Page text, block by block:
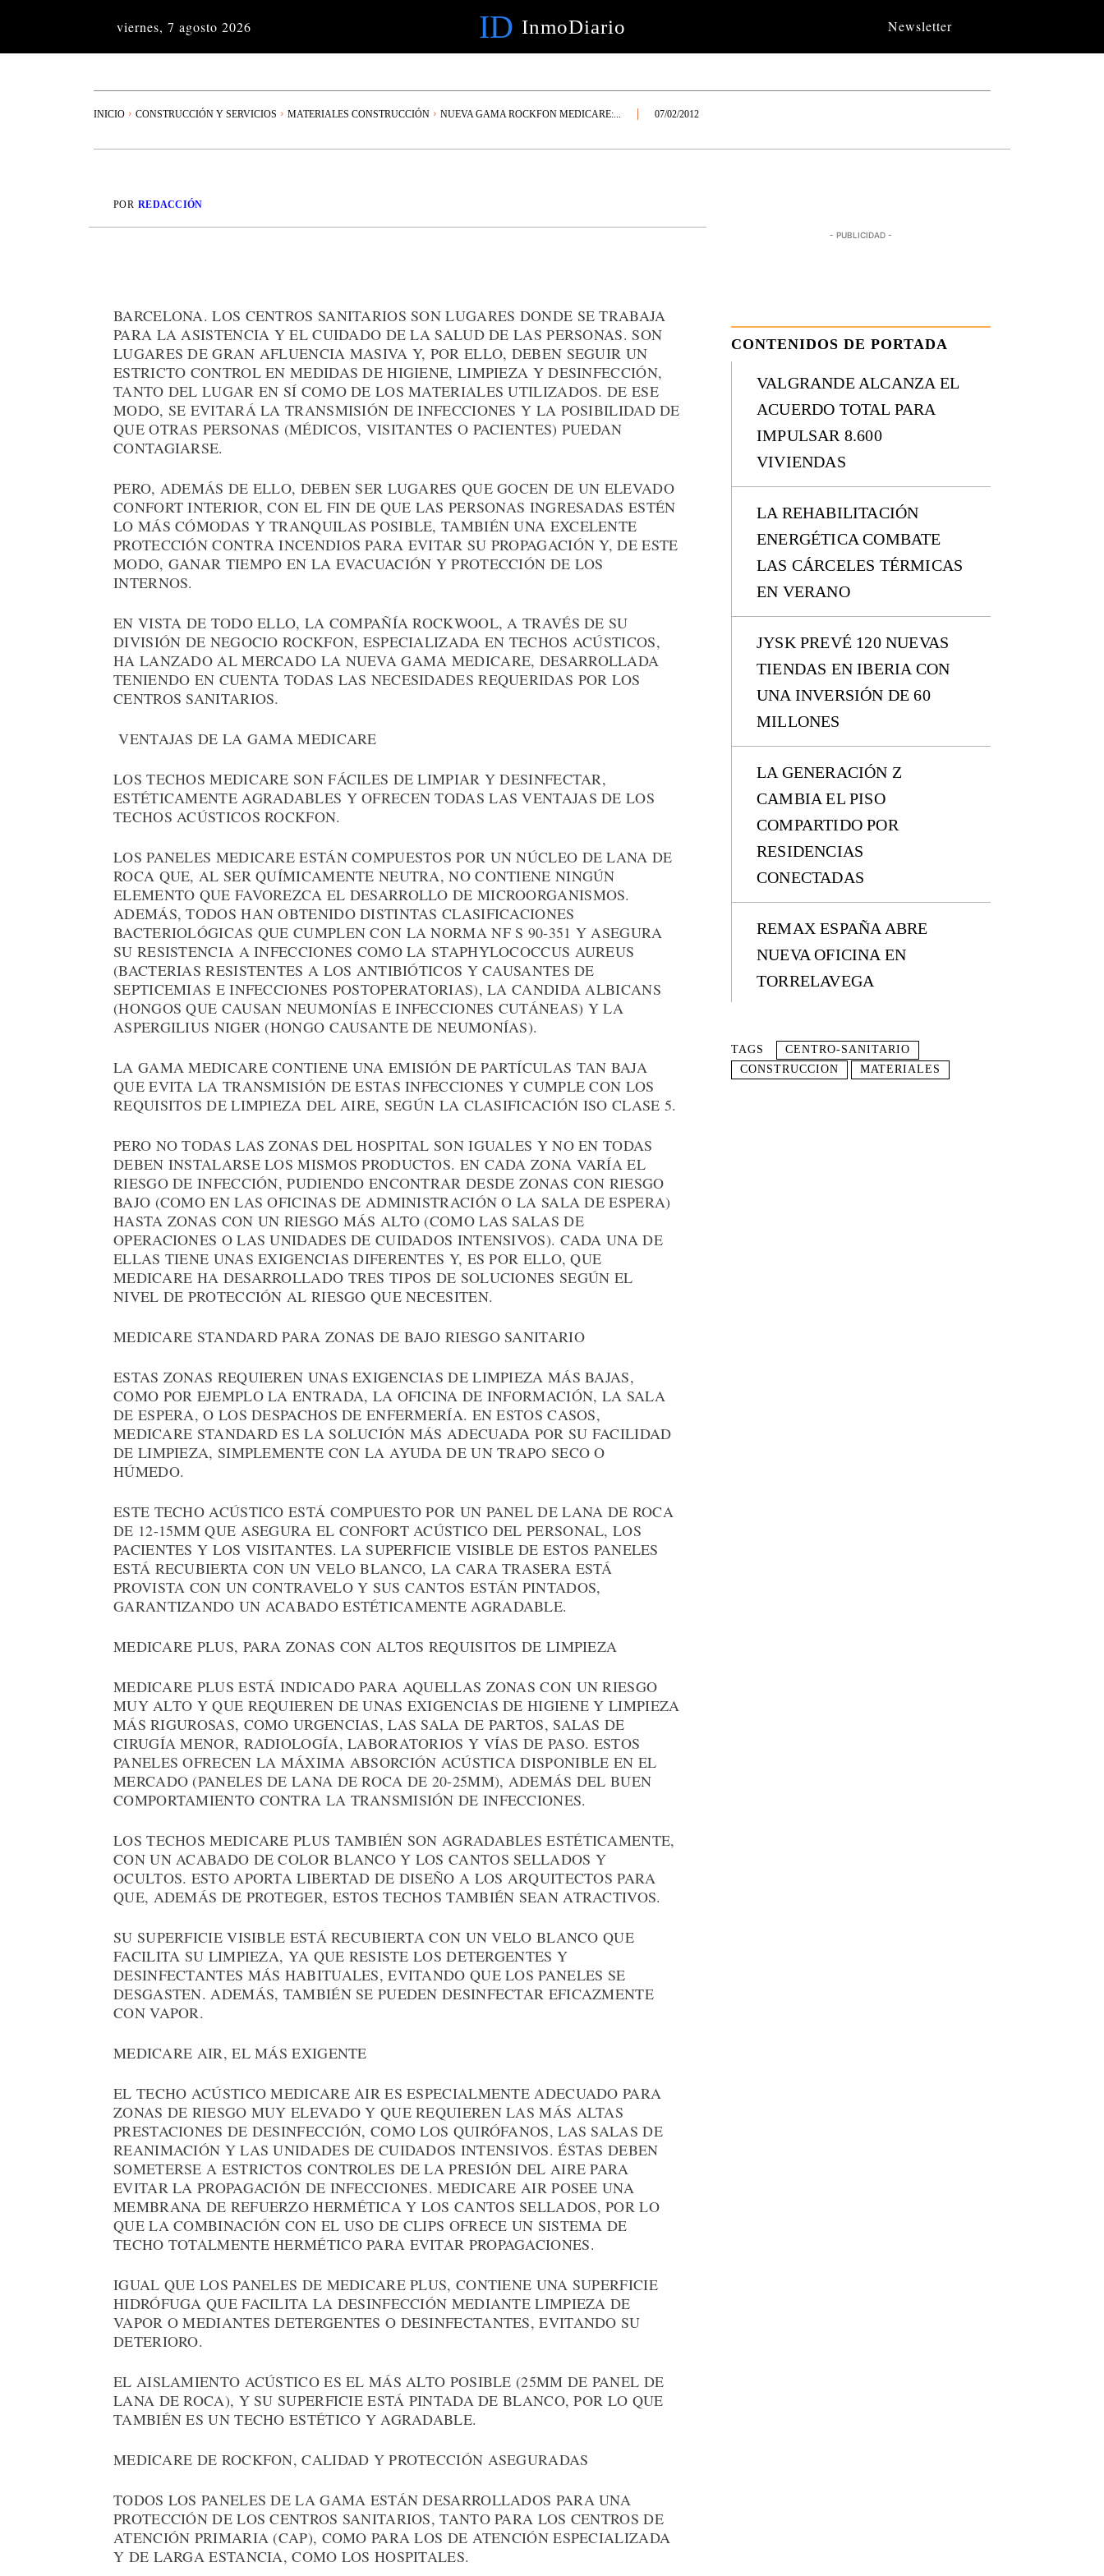
viernes, 7 agosto 2026 ID InmoDiario Newsletter
INICIO CONSTRUCCIÓN Y SERVICIOS MATERIALES CONSTRUCCIÓN NUEVA GAMA ROCKFON MEDICARE:... 07/02/2012
POR REDACCIÓN
BARCELONA. LOS CENTROS SANITARIOS SON LUGARES DONDE SE TRABAJA
PARA LA ASISTENCIA Y EL CUIDADO DE LA SALUD DE LAS PERSONAS. SON
LUGARES DE GRAN AFLUENCIA MASIVA Y, POR ELLO, DEBEN SEGUIR UN
ESTRICTO CONTROL EN MEDIDAS DE HIGIENE, LIMPIEZA Y DESINFECCIÓN,
TANTO DEL LUGAR EN SÍ COMO DE LOS MATERIALES UTILIZADOS. DE ESE
MODO, SE EVITARÁ LA TRANSMISIÓN DE INFECCIONES Y LA POSIBILIDAD DE
QUE OTRAS PERSONAS (MÉDICOS, VISITANTES O PACIENTES) PUEDAN
CONTAGIARSE.
PERO, ADEMÁS DE ELLO, DEBEN SER LUGARES QUE GOCEN DE UN ELEVADO
CONFORT INTERIOR, CON EL FIN DE QUE LAS PERSONAS INGRESADAS ESTÉN
LO MÁS CÓMODAS Y TRANQUILAS POSIBLE, TAMBIÉN UNA EXCELENTE
PROTECCIÓN CONTRA INCENDIOS PARA EVITAR SU PROPAGACIÓN Y, DE ESTE
MODO, GANAR TIEMPO EN LA EVACUACIÓN Y PROTECCIÓN DE LOS
INTERNOS.
EN VISTA DE TODO ELLO, LA COMPAÑÍA ROCKWOOL, A TRAVÉS DE SU
DIVISIÓN DE NEGOCIO ROCKFON, ESPECIALIZADA EN TECHOS ACÚSTICOS,
HA LANZADO AL MERCADO LA NUEVA GAMA MEDICARE, DESARROLLADA
TENIENDO EN CUENTA TODAS LAS NECESIDADES REQUERIDAS POR LOS
CENTROS SANITARIOS.
VENTAJAS DE LA GAMA MEDICARE
LOS TECHOS MEDICARE SON FÁCILES DE LIMPIAR Y DESINFECTAR,
ESTÉTICAMENTE AGRADABLES Y OFRECEN TODAS LAS VENTAJAS DE LOS
TECHOS ACÚSTICOS ROCKFON.
LOS PANELES MEDICARE ESTÁN COMPUESTOS POR UN NÚCLEO DE LANA DE
ROCA QUE, AL SER QUÍMICAMENTE NEUTRA, NO CONTIENE NINGÚN
ELEMENTO QUE FAVOREZCA EL DESARROLLO DE MICROORGANISMOS.
ADEMÁS, TODOS HAN OBTENIDO DISTINTAS CLASIFICACIONES
BACTERIOLÓGICAS QUE CUMPLEN CON LA NORMA NF S 90-351 Y ASEGURA
SU RESISTENCIA A INFECCIONES COMO LA STAPHYLOCOCCUS AUREUS
(BACTERIAS RESISTENTES A LOS ANTIBIÓTICOS Y CAUSANTES DE
SEPTICEMIAS E INFECCIONES POSTOPERATORIAS), LA CANDIDA ALBICANS
(HONGOS QUE CAUSAN NEUMONÍAS E INFECCIONES CUTÁNEAS) Y LA
ASPERGILIUS NIGER (HONGO CAUSANTE DE NEUMONÍAS).
LA GAMA MEDICARE CONTIENE UNA EMISIÓN DE PARTÍCULAS TAN BAJA
QUE EVITA LA TRANSMISIÓN DE ESTAS INFECCIONES Y CUMPLE CON LOS
REQUISITOS DE LIMPIEZA DEL AIRE, SEGÚN LA CLASIFICACIÓN ISO CLASE 5.
PERO NO TODAS LAS ZONAS DEL HOSPITAL SON IGUALES Y NO EN TODAS
DEBEN INSTALARSE LOS MISMOS PRODUCTOS. EN CADA ZONA VARÍA EL
RIESGO DE INFECCIÓN, PUDIENDO ENCONTRAR DESDE ZONAS CON RIESGO
BAJO (COMO EN LAS OFICINAS DE ADMINISTRACIÓN O LA SALA DE ESPERA)
HASTA ZONAS CON UN RIESGO MÁS ALTO (COMO LAS SALAS DE
OPERACIONES O LAS UNIDADES DE CUIDADOS INTENSIVOS). CADA UNA DE
ELLAS TIENE UNAS EXIGENCIAS DIFERENTES Y, ES POR ELLO, QUE
MEDICARE HA DESARROLLADO TRES TIPOS DE SOLUCIONES SEGÚN EL
NIVEL DE PROTECCIÓN AL RIESGO QUE NECESITEN.
MEDICARE STANDARD PARA ZONAS DE BAJO RIESGO SANITARIO
ESTAS ZONAS REQUIEREN UNAS EXIGENCIAS DE LIMPIEZA MÁS BAJAS,
COMO POR EJEMPLO LA ENTRADA, LA OFICINA DE INFORMACIÓN, LA SALA
DE ESPERA, O LOS DESPACHOS DE ENFERMERÍA. EN ESTOS CASOS,
MEDICARE STANDARD ES LA SOLUCIÓN MÁS ADECUADA POR SU FACILIDAD
DE LIMPIEZA, SIMPLEMENTE CON LA AYUDA DE UN TRAPO SECO O
HÚMEDO.
ESTE TECHO ACÚSTICO ESTÁ COMPUESTO POR UN PANEL DE LANA DE ROCA
DE 12-15MM QUE ASEGURA EL CONFORT ACÚSTICO DEL PERSONAL, LOS
PACIENTES Y LOS VISITANTES. LA SUPERFICIE VISIBLE DE ESTOS PANELES
ESTÁ RECUBIERTA CON UN VELO BLANCO, LA CARA TRASERA ESTÁ
PROVISTA CON UN CONTRAVELO Y SUS CANTOS ESTÁN PINTADOS,
GARANTIZANDO UN ACABADO ESTÉTICAMENTE AGRADABLE.
MEDICARE PLUS, PARA ZONAS CON ALTOS REQUISITOS DE LIMPIEZA
MEDICARE PLUS ESTÁ INDICADO PARA AQUELLAS ZONAS CON UN RIESGO
MUY ALTO Y QUE REQUIEREN DE UNAS EXIGENCIAS DE HIGIENE Y LIMPIEZA
MÁS RIGUROSAS, COMO URGENCIAS, LAS SALA DE PARTOS, SALAS DE
CIRUGÍA MENOR, RADIOLOGÍA, LABORATORIOS Y VÍAS DE PASO. ESTOS
PANELES OFRECEN LA MÁXIMA ABSORCIÓN ACÚSTICA DISPONIBLE EN EL
MERCADO (PANELES DE LANA DE ROCA DE 20-25MM), ADEMÁS DEL BUEN
COMPORTAMIENTO CONTRA LA TRANSMISIÓN DE INFECCIONES.
LOS TECHOS MEDICARE PLUS TAMBIÉN SON AGRADABLES ESTÉTICAMENTE,
CON UN ACABADO DE COLOR BLANCO Y LOS CANTOS SELLADOS Y
OCULTOS. ESTO APORTA LIBERTAD DE DISEÑO A LOS ARQUITECTOS PARA
QUE, ADEMÁS DE PROTEGER, ESTOS TECHOS TAMBIÉN SEAN ATRACTIVOS.
SU SUPERFICIE VISIBLE ESTÁ RECUBIERTA CON UN VELO BLANCO QUE
FACILITA SU LIMPIEZA, YA QUE RESISTE LOS DETERGENTES Y
DESINFECTANTES MÁS HABITUALES, EVITANDO QUE LOS PANELES SE
DESGASTEN. ADEMÁS, TAMBIÉN SE PUEDEN DESINFECTAR EFICAZMENTE
CON VAPOR.
MEDICARE AIR, EL MÁS EXIGENTE
EL TECHO ACÚSTICO MEDICARE AIR ES ESPECIALMENTE ADECUADO PARA
ZONAS DE RIESGO MUY ELEVADO Y QUE REQUIEREN LAS MÁS ALTAS
PRESTACIONES DE DESINFECCIÓN, COMO LOS QUIRÓFANOS, LAS SALAS DE
REANIMACIÓN Y LAS UNIDADES DE CUIDADOS INTENSIVOS. ÉSTAS DEBEN
SOMETERSE A ESTRICTOS CONTROLES DE LA PRESIÓN DEL AIRE PARA
EVITAR LA PROPAGACIÓN DE INFECCIONES. MEDICARE AIR POSEE UNA
MEMBRANA DE REFUERZO HERMÉTICA Y LOS CANTOS SELLADOS, POR LO
QUE LA COMBINACIÓN CON EL USO DE CLIPS OFRECE UN SISTEMA DE
TECHO TOTALMENTE HERMÉTICO PARA EVITAR PROPAGACIONES.
IGUAL QUE LOS PANELES DE MEDICARE PLUS, CONTIENE UNA SUPERFICIE
HIDRÓFUGA QUE FACILITA LA DESINFECCIÓN MEDIANTE LIMPIEZA DE
VAPOR O MEDIANTES DETERGENTES O DESINFECTANTES, EVITANDO SU
DETERIORO.
EL AISLAMIENTO ACÚSTICO ES EL MÁS ALTO POSIBLE (25MM DE PANEL DE
LANA DE ROCA), Y SU SUPERFICIE ESTÁ PINTADA DE BLANCO, POR LO QUE
TAMBIÉN ES UN TECHO ESTÉTICO Y AGRADABLE.
MEDICARE DE ROCKFON, CALIDAD Y PROTECCIÓN ASEGURADAS
TODOS LOS PANELES DE LA GAMA ESTÁN DESARROLLADOS PARA UNA
PROTECCIÓN DE LOS CENTROS SANITARIOS, TANTO PARA LOS CENTROS DE
ATENCIÓN PRIMARIA (CAP), COMO PARA LOS DE ATENCIÓN ESPECIALIZADA
Y DE LARGA ESTANCIA, COMO LOS HOSPITALES.
- PUBLICIDAD -
CONTENIDOS DE PORTADA
VALGRANDE ALCANZA EL
ACUERDO TOTAL PARA
IMPULSAR 8.600
VIVIENDAS
LA REHABILITACIÓN
ENERGÉTICA COMBATE
LAS CÁRCELES TÉRMICAS
EN VERANO
JYSK PREVÉ 120 NUEVAS
TIENDAS EN IBERIA CON
UNA INVERSIÓN DE 60
MILLONES
LA GENERACIÓN Z
CAMBIA EL PISO
COMPARTIDO POR
RESIDENCIAS
CONECTADAS
REMAX ESPAÑA ABRE
NUEVA OFICINA EN
TORRELAVEGA
TAGS
CENTRO-SANITARIO
CONSTRUCCION
MATERIALES